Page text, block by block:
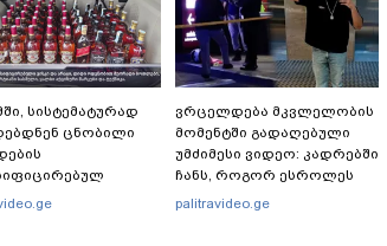
სისტემატურად
ცნობილი
და სხვა
ვრცელდება მკვლელობის
მომენტში გადაღებული
უმძიმესი ვიდეო: კადრებში
ჩანს, როგორ ესროლეს
ცნობილ "ტიკტოკერს"
palitravideo.ge